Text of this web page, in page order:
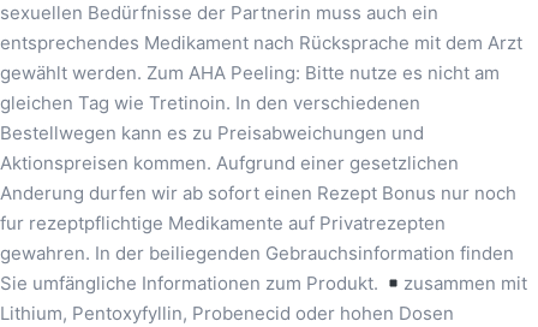
sexuellen Bedürfnisse der Partnerin muss auch ein
entsprechendes Medikament nach Rücksprache mit dem Arzt
gewählt werden. Zum AHA Peeling: Bitte nutze es nicht am
gleichen Tag wie Tretinoin. In den verschiedenen
Bestellwegen kann es zu Preisabweichungen und
Aktionspreisen kommen. Aufgrund einer gesetzlichen
Anderung durfen wir ab sofort einen Rezept Bonus nur noch
fur rezeptpflichtige Medikamente auf Privatrezepten
gewahren. In der beiliegenden Gebrauchsinformation finden
Sie umfängliche Informationen zum Produkt.
zusammen mit
Lithium, Pentoxyfyllin, Probenecid oder hohen Dosen